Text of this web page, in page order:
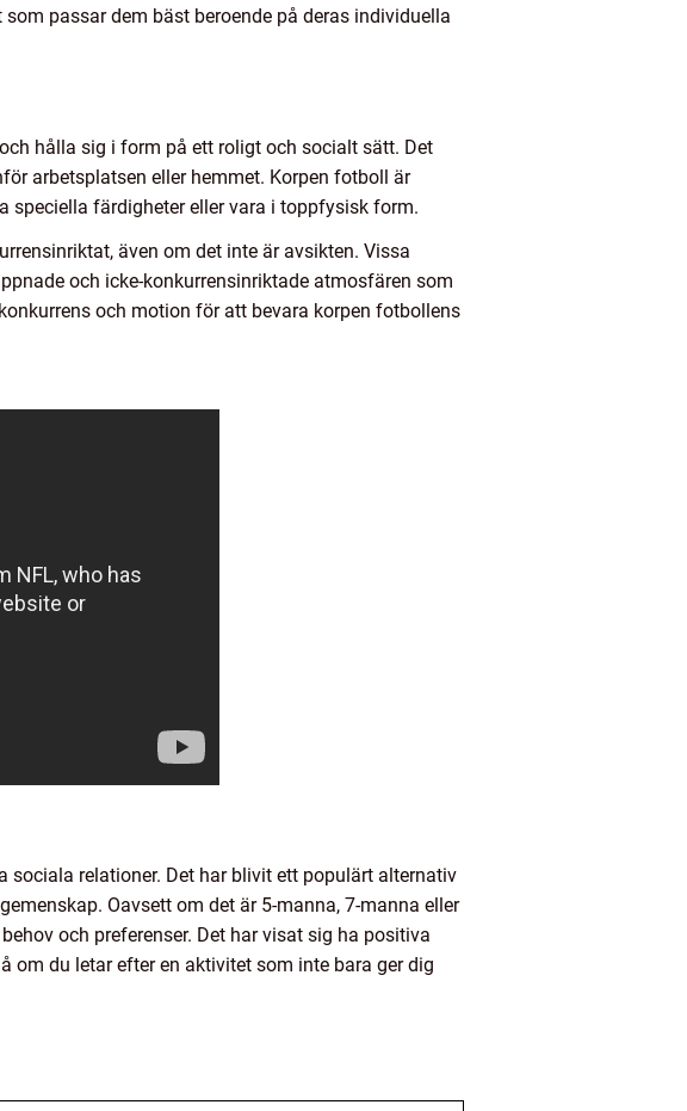
passar dem bäst beroende på deras individuella
hålla sig i form på ett roligt och socialt sätt. Det
arbetsplatsen eller hemmet. Korpen fotboll är
färdigheter eller vara i toppfysisk form.
även om det inte är avsikten. Vissa
och icke-konkurrensinriktade atmosfären som
och motion för att bevara korpen fotbollens
relationer. Det har blivit ett populärt alternativ
Oavsett om det är 5-manna, 7-manna eller
och preferenser. Det har visat sig ha positiva
om du letar efter en aktivitet som inte bara ger dig